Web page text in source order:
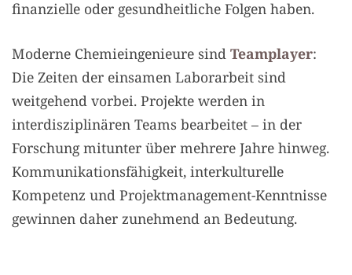
finanzielle oder gesundheitliche Folgen haben.
Moderne Chemieingenieure sind Teamplayer:
Die Zeiten der einsamen Laborarbeit sind
weitgehend vorbei. Projekte werden in
interdisziplinären Teams bearbeitet – in der
Forschung mitunter über mehrere Jahre hinweg.
Kommunikationsfähigkeit, interkulturelle
Kompetenz und Projektmanagement-Kenntnisse
gewinnen daher zunehmend an Bedeutung.